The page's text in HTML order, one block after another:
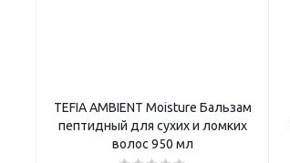
TEFIA AMBIENT Moisture Бальзам
пептидный для сухих и ломких
волос 950 мл